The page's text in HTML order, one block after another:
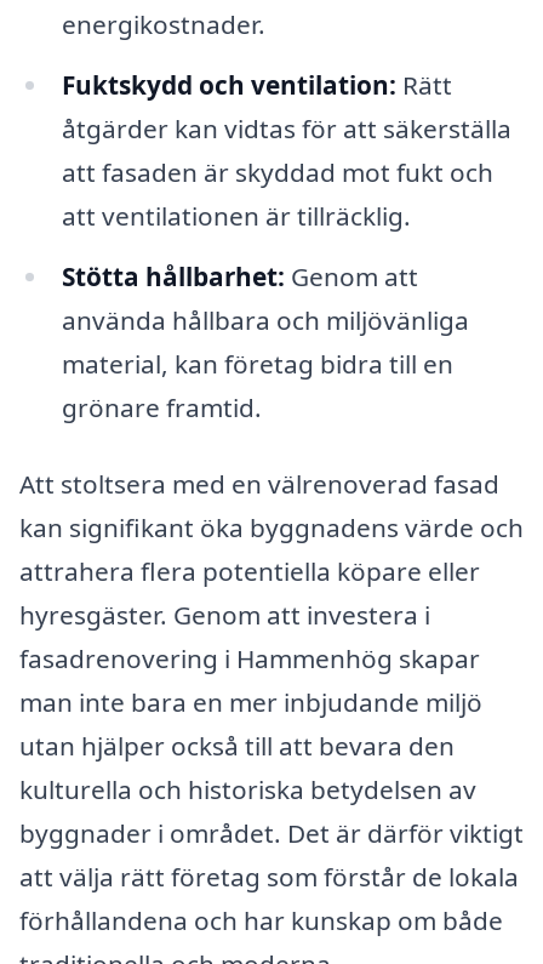
energikostnader.
Fuktskydd och ventilation: Rätt
åtgärder kan vidtas för att säkerställa
att fasaden är skyddad mot fukt och
att ventilationen är tillräcklig.
Stötta hållbarhet: Genom att
använda hållbara och miljövänliga
material, kan företag bidra till en
grönare framtid.
Att stoltsera med en välrenoverad fasad
kan signifikant öka byggnadens värde och
attrahera flera potentiella köpare eller
hyresgäster. Genom att investera i
fasadrenovering i Hammenhög skapar
man inte bara en mer inbjudande miljö
utan hjälper också till att bevara den
kulturella och historiska betydelsen av
byggnader i området. Det är därför viktigt
att välja rätt företag som förstår de lokala
förhållandena och har kunskap om både